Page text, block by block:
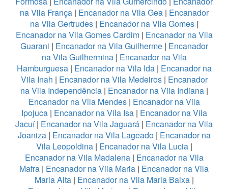
na Vila França| Encanador na Vila Gea| Encanador
na Vila Gertrudes| Encanador na Vila Gomes|
Encanador na Vila Gomes Cardim| Encanador na Vila
Guarani | Encanador na Vila Guilherme| Encanador
na Vila Guilhermina| Encanador na Vila
Hamburguesa| Encanador na Vila Ida| Encanador na
Vila Inah | Encanador na Vila Medeiros| Encanador
na Vila Independência| Encanador na Vila Indiana|
Encanador na Vila Mendes| Encanador na Vila
Ipojuca| Encanador na Vila Isa| Encanador na Vila
Jacuí| Encanador na Vila Jaguará | Encanador na Vila
Joaniza| Encanador na Vila Lageado| Encanador na
Vila Leopoldina| Encanador na Vila Lucia|
Encanador na Vila Madalena| Encanador na Vila
Mafra | Encanador na Vila Maria | Encanador na Vila
Maria Alta| Encanador na Vila Maria Baixa|